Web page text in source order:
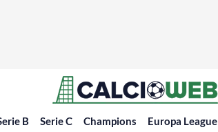
B Serie C Champions Europa League